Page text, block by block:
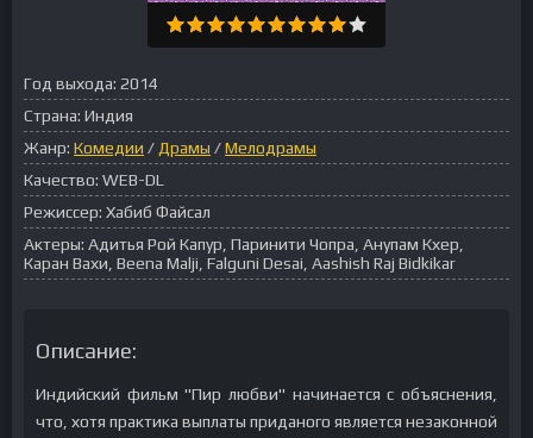
Год выхода: 2014
Страна: Индия
Жанр: Комедии / Драмы /Мелодрамы
Качество: WEB-DL
Режиссер: Хабиб Файсал
Актеры: Адитья Рой Капур, Паринити Чопра, Анупам Кхер,
Каран Вахи, Beena Malji, Falguni Desai, Aashish Raj Bidkikar
Описание:
Индийский фильм "Пир любви" начинается с объяснения,
что, хотя практика выплаты приданого является незаконной